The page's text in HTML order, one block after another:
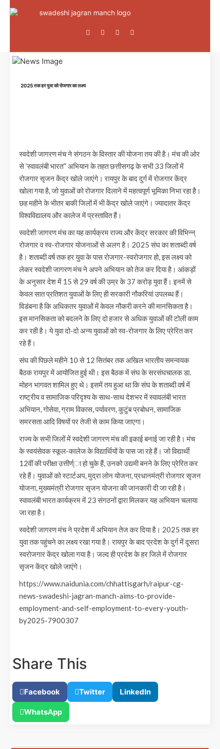
2025 तक हर युवा को रोजगार का लक्ष्य
स्वदेशी जागरण मंच ने संगठन के विस्तार की योजना तय की है। मंच की ओर
से ’स्वावलंबी भारत“ अभियान के तहत छत्तीसगढ़ के सभी 33 जिलों में
रोजगार सृजन केंद्र खोले जाएंगे। रायपुर के बाद दुर्ग में रोजगार केंद्र
खोला गया है, जो युवाओं को रोजगार दिलाने में महत्वपूर्ण भूमिका निभा रहा है।
छह महीने के भीतर बाकी जिलों में भी केंद्र खोले जाएंगे। ज्यादातर केंद्र
विश्वविद्यालय और कालेज में प्रस्तावित हैं।
स्वदेशी जागरण मंच का यह कार्यक्रम राज्य और केंद्र सरकार की विभिन्न्
रोजगार व स्व-रोजगार योजनाओं से अलग है। 2025 संघ का शताब्दी वर्ष
है। शताब्दी वर्ष तक हर युवा के पास रोजगार-स्वरोजगार हो, इस लक्ष्य को
लेकर स्वदेशी जागरण मंच ने अपने अभियान को तेज कर दिया है। आंकड़ों
के अनुसार देश में 15 से 29 वर्ष की उम्र के 37 करोड़ युवा हैं। इनमें से
केवल सात प्रतिशत युवाओं के लिए ही सरकारी नौकरियां उपलब्ध हैं।
विडंबना है कि अधिकतर युवाओं में केवल नौकरी करने की मानसिकता है।
इस मानसिकता को बदलने के लिए दो हजार से अधिक युवाओं की टोली काम
कर रही है। ये युवा दो-दो अन्य युवाओं को स्व-रोजगार के लिए प्रेरित कर
रहे हैं।
संघ की पिछले महीने 10 से 12 सितंबर तक अखिल भारतीय समन्वयक
बैठक रायपुर में आयोजित हुई थी। इस बैठक में संघ के सरसंघचालक डा.
मोहन भागवत शामिल हुए थे। इसमें तय हुआ था कि संघ के शताब्दी वर्ष में
राष्ट्रीय व सामाजिक परिदृश्य के साथ-साथ देशभर में स्वावलंबी भारत
अभियान, गोसेवा, ग्राम विकास, पर्यावरण, कुटुंब प्रबोधन, सामाजिक
समरसता आदि विषयों पर तेजी से काम किया जाएगा।
राज्य के सभी जिलों में स्वदेशी जागरण मंच की इकाई बनाई जा रही है। मंच
के स्वयंसेवक स्कूल-कालेज के विद्यार्थियों के पास जा रहे हैं। जो विद्यार्थी
12वीं की परीक्षा उत्तीर्ण्ा हो चुके हैं, उनको उद्यमी बनने के लिए प्रेरित कर
रहे हैं। युवाओं को स्टार्टअप, मुद्रा लोन योजना, प्रधानमंत्री रोजगार सृजन
योजना, मुख्यमंत्री रोजगार सृजन योजना की जानकारी दी जा रही है।
स्वावलंबी भारत कार्यक्रम में 23 संगठनों द्वारा मिलकर यह अभियान चलाया
जा रहा है।
स्वदेशी जागरण मंच ने प्रदेश में अभियान तेज कर दिया है। 2025 तक हर
युवा तक पहुंचने का लक्ष्य रखा गया है। रायपुर के बाद प्रदेश के दुर्ग में दूसरा
स्वरोजगार केंद्र खोला गया है। जल्द ही प्रदेश के हर जिले में रोजगार
सृजन केंद्र खोले जाएंगे।
https://www.naidunia.com/chhattisgarh/raipur-cg-
news-swadeshi-jagran-manch-aims-to-provide-
employment-and-self-employment-to-every-youth-
by2025-7900307
Share This
Facebook Twitter LinkedIn
WhatsApp